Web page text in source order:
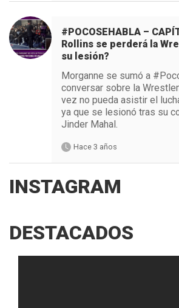
#POCOSEHABLA –
Rollins se perderá la
su lesión?
Morganne se sumó a
conversar sobre la
vez no pueda asistir el
ya que se lesionó tras su
Jinder Mahal.
Hace 3 años
INSTAGRAM
DESTACADOS